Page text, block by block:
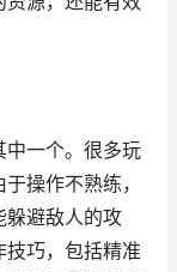
中一个。很多玩
操作不熟练，
躲避敌人的攻
巧，包括精准